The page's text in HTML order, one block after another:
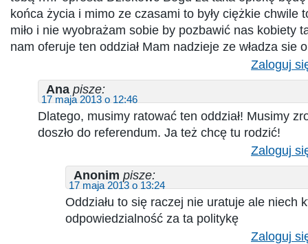
końca życia i mimo ze czasami to były ciężkie chwile
miło i nie wyobrażam sobie by pozbawić nas kobiety
nam oferuje ten oddział Mam nadzieje ze władza sie
Zaloguj
Ana pisze:
17 maja 2013 o 12:46
Dlatego, musimy ratować ten oddział! Musimy
doszło do referendum. Ja też chcę tu rodzić!
Zaloguj
Anonim pisze:
17 maja 2013 o 13:24
Oddziału to się raczej nie uratuje ale niech
odpowiedzialność za ta politykę
Zaloguj